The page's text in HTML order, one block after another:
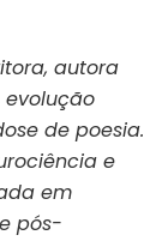
autora
evolução
de poesia.
e
em
pós-